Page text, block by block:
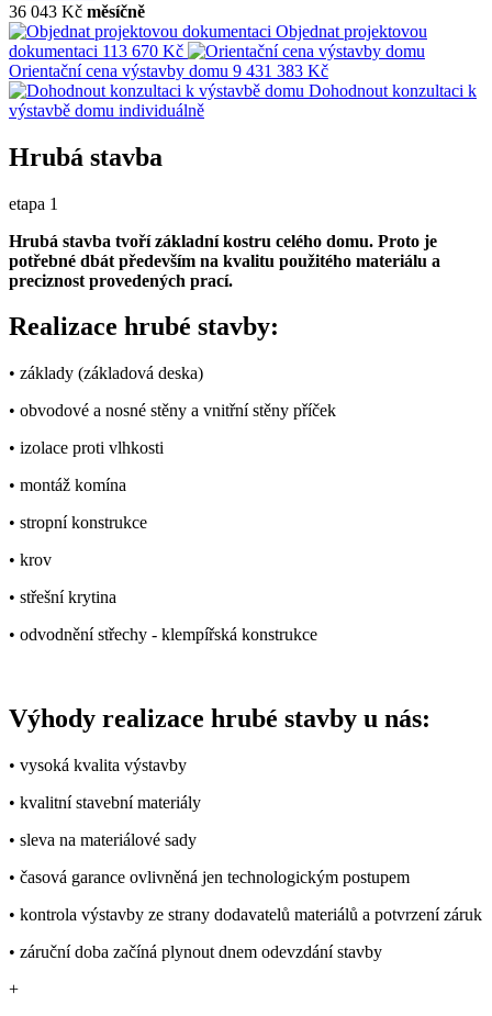
36 043 Kč měsíčně
Objednat projektovou
dokumentaci 113 670 Kč
Orientační cena výstavby domu 9 431 383 Kč
Dohodnout konzultaci k
výstavbě domu individuálně
Hrubá stavba
etapa 1
Hrubá stavba tvoří základní kostru celého domu. Proto je
potřebné dbát především na kvalitu použitého materiálu a
preciznost provedených prací.
Realizace hrubé stavby:
• základy (základová deska)
• obvodové a nosné stěny a vnitřní stěny příček
• izolace proti vlhkosti
• montáž komína
• stropní konstrukce
• krov
• střešní krytina
• odvodnění střechy - klempířská konstrukce
Výhody realizace hrubé stavby u nás:
• vysoká kvalita výstavby
• kvalitní stavební materiály
• sleva na materiálové sady
• časová garance ovlivněná jen technologickým postupem
• kontrola výstavby ze strany dodavatelů materiálů a potvrzení záruk
• záruční doba začíná plynout dnem odevzdání stavby
+